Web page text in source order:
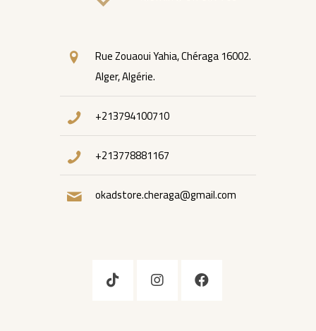
Rue Zouaoui Yahia, Chéraga 16002.
Alger, Algérie.
+213794100710
+213778881167
okadstore.cheraga@gmail.com